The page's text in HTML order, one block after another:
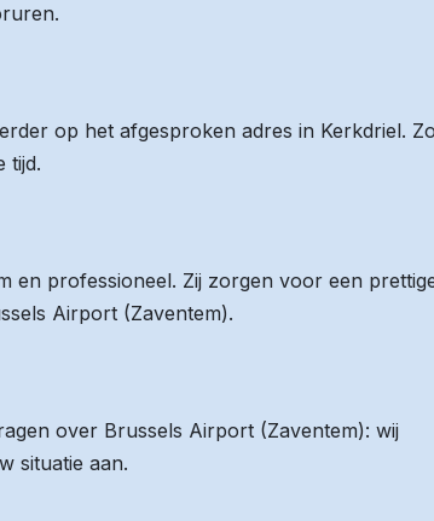
op het afgesproken adres in Kerkdriel. Zo
tijd.
en professioneel. Zij zorgen voor een
Airport (Zaventem).
over Brussels Airport (Zaventem): wij
situatie aan.